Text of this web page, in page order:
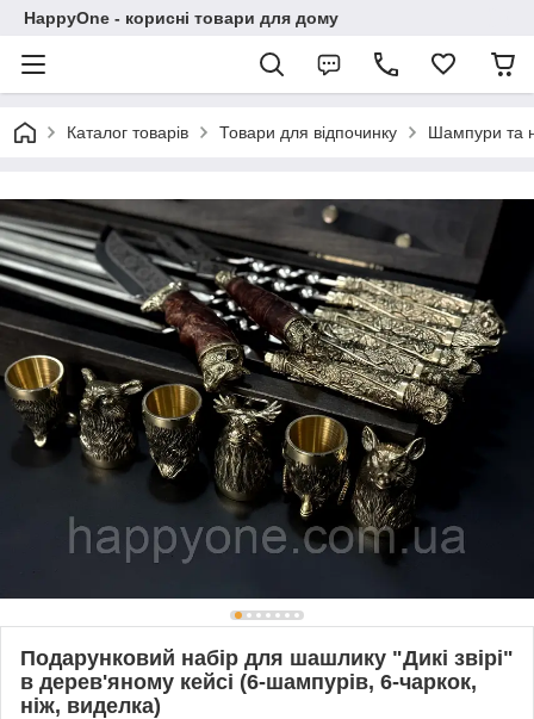
HappyOne - корисні товари для дому
Каталог товарів Товари для відпочинку Шампури та
Подарунковий набір для шашлику "Дикі звірі"
в дерев'яному кейсі (6-шампурів, 6-чаркок,
ніж, виделка)